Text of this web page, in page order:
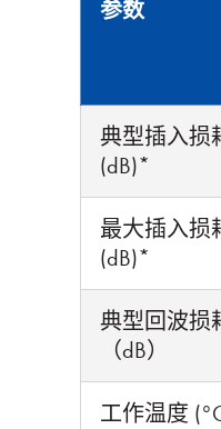
参数
典型插入损
(dB)*
最大插入损
(dB)*
典型回波损
（dB）
工作温度